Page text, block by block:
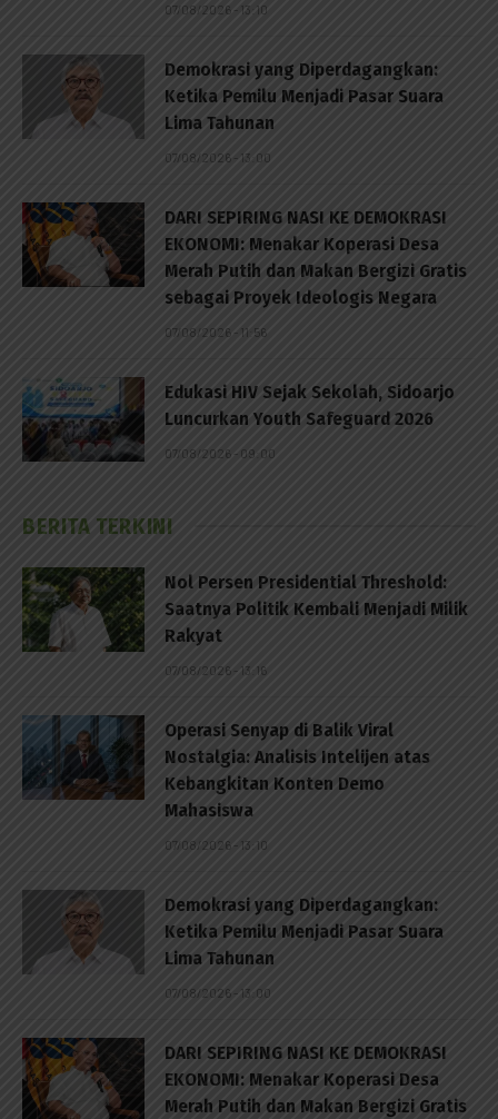
07/08/2026 - 13:10
Demokrasi yang Diperdagangkan:
Ketika Pemilu Menjadi Pasar Suara
Lima Tahunan
07/08/2026 - 13:00
DARI SEPIRING NASI KE DEMOKRASI
EKONOMI: Menakar Koperasi Desa
Merah Putih dan Makan Bergizi Gratis
sebagai Proyek Ideologis Negara
07/08/2026 - 11:56
Edukasi HIV Sejak Sekolah, Sidoarjo
Luncurkan Youth Safeguard 2026
07/08/2026 - 09:00
BERITA TERKINI
Nol Persen Presidential Threshold:
Saatnya Politik Kembali Menjadi Milik
Rakyat
07/08/2026 - 13:16
Operasi Senyap di Balik Viral
Nostalgia: Analisis Intelijen atas
Kebangkitan Konten Demo
Mahasiswa
07/08/2026 - 13:10
Demokrasi yang Diperdagangkan:
Ketika Pemilu Menjadi Pasar Suara
Lima Tahunan
07/08/2026 - 13:00
DARI SEPIRING NASI KE DEMOKRASI
EKONOMI: Menakar Koperasi Desa
Merah Putih dan Makan Bergizi Gratis